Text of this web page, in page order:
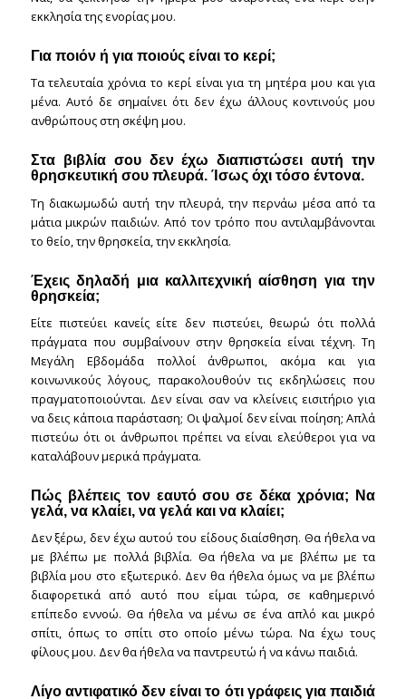
εκκλησία της ενορίας μου.
Για ποιόν ή για ποιούς είναι το κερί;
Τα τελευταία χρόνια το κερί είναι για τη μητέρα μου και για
μένα. Αυτό δε σημαίνει ότι δεν έχω άλλους κοντινούς μου
ανθρώπους στη σκέψη μου.
Στα βιβλία σου δεν έχω διαπιστώσει αυτή την
θρησκευτική σου πλευρά. Ίσως όχι τόσο έντονα.
Τη διακωμωδώ αυτή την πλευρά, την περνάω μέσα από τα
μάτια μικρών παιδιών. Από τον τρόπο που αντιλαμβάνονται
το θείο, την θρησκεία, την εκκλησία.
Έχεις δηλαδή μια καλλιτεχνική αίσθηση για την
θρησκεία;
Είτε πιστεύει κανείς είτε δεν πιστεύει, θεωρώ ότι πολλά
πράγματα που συμβαίνουν στην θρησκεία είναι τέχνη. Τη
Μεγάλη Εβδομάδα πολλοί άνθρωποι, ακόμα και για
κοινωνικούς λόγους, παρακολουθούν τις εκδηλώσεις που
πραγματοποιούνται. Δεν είναι σαν να κλείνεις εισιτήριο για
να δεις κάποια παράσταση; Οι ψαλμοί δεν είναι ποίηση; Απλά
πιστεύω ότι οι άνθρωποι πρέπει να είναι ελεύθεροι για να
καταλάβουν μερικά πράγματα.
Πώς βλέπεις τον εαυτό σου σε δέκα χρόνια; Να
γελά, να κλαίει, να γελά και να κλαίει;
Δεν ξέρω, δεν έχω αυτού του είδους διαίσθηση. Θα ήθελα να
με βλέπω με πολλά βιβλία. Θα ήθελα να με βλέπω με τα
βιβλία μου στο εξωτερικό. Δεν θα ήθελα όμως να με βλέπω
διαφορετικά από αυτό που είμαι τώρα, σε καθημερινό
επίπεδο εννοώ. Θα ήθελα να μένω σε ένα απλό και μικρό
σπίτι, όπως το σπίτι στο οποίο μένω τώρα. Να έχω τους
φίλους μου. Δεν θα ήθελα να παντρευτώ ή να κάνω παιδιά.
Λίγο αντιφατικό δεν είναι το ότι γράφεις για παιδιά